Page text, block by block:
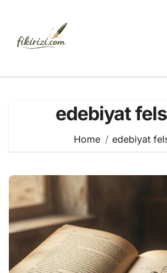
edebiyat
Home edebiyat